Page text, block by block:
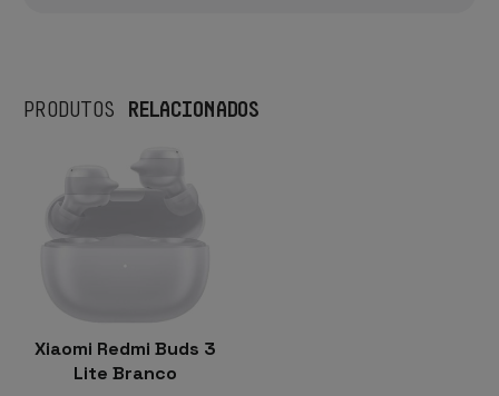
PRODUTOS RELACIONADOS
Xiaomi Redmi Buds 3
Lite Branco